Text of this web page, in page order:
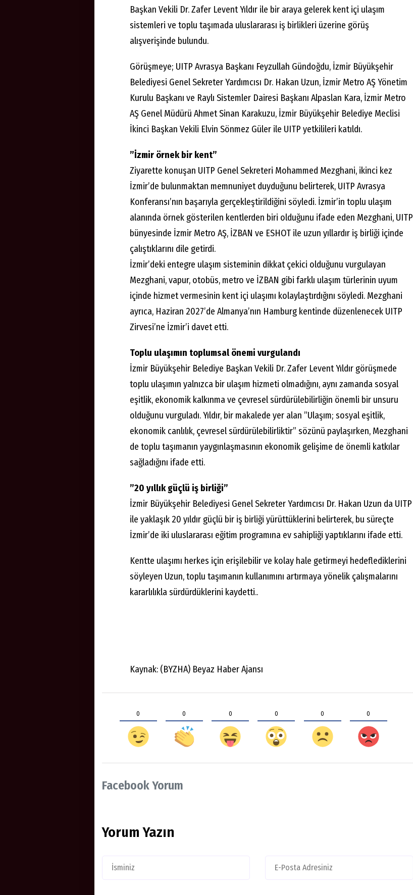
Başkan Vekili Dr. Zafer Levent Yıldır ile bir araya gelerek kent içi ulaşım
sistemleri ve toplu taşımada uluslararası iş birlikleri üzerine görüş
alışverişinde bulundu.
Görüşmeye; UITP Avrasya Başkanı Feyzullah Gündoğdu, İzmir Büyükşehir
Belediyesi Genel Sekreter Yardımcısı Dr. Hakan Uzun, İzmir Metro AŞ Yönetim
Kurulu Başkanı ve Raylı Sistemler Dairesi Başkanı Alpaslan Kara, İzmir Metro
AŞ Genel Müdürü Ahmet Sinan Karakuzu, İzmir Büyükşehir Belediye Meclisi
İkinci Başkan Vekili Elvin Sönmez Güler ile UITP yetkilileri katıldı.
”İzmir örnek bir kent”
Ziyarette konuşan UITP Genel Sekreteri Mohammed Mezghani, ikinci kez
İzmir’de bulunmaktan memnuniyet duyduğunu belirterek, UITP Avrasya
Konferansı’nın başarıyla gerçekleştirildiğini söyledi. İzmir’in toplu ulaşım
alanında örnek gösterilen kentlerden biri olduğunu ifade eden Mezghani, UITP
bünyesinde İzmir Metro AŞ, İZBAN ve ESHOT ile uzun yıllardır iş birliği içinde
çalıştıklarını dile getirdi.
İzmir’deki entegre ulaşım sisteminin dikkat çekici olduğunu vurgulayan
Mezghani, vapur, otobüs, metro ve İZBAN gibi farklı ulaşım türlerinin uyum
içinde hizmet vermesinin kent içi ulaşımı kolaylaştırdığını söyledi. Mezghani
ayrıca, Haziran 2027’de Almanya’nın Hamburg kentinde düzenlenecek UITP
Zirvesi’ne İzmir’i davet etti.
Toplu ulaşımın toplumsal önemi vurgulandı
İzmir Büyükşehir Belediye Başkan Vekili Dr. Zafer Levent Yıldır görüşmede
toplu ulaşımın yalnızca bir ulaşım hizmeti olmadığını, aynı zamanda sosyal
eşitlik, ekonomik kalkınma ve çevresel sürdürülebilirliğin önemli bir unsuru
olduğunu vurguladı. Yıldır, bir makalede yer alan ”Ulaşım; sosyal eşitlik,
ekonomik canlılık, çevresel sürdürülebilirliktir” sözünü paylaşırken, Mezghani
de toplu taşımanın yaygınlaşmasının ekonomik gelişime de önemli katkılar
sağladığını ifade etti.
”20 yıllık güçlü iş birliği”
İzmir Büyükşehir Belediyesi Genel Sekreter Yardımcısı Dr. Hakan Uzun da UITP
ile yaklaşık 20 yıldır güçlü bir iş birliği yürüttüklerini belirterek, bu süreçte
İzmir’de iki uluslararası eğitim programına ev sahipliği yaptıklarını ifade etti.
Kentte ulaşımı herkes için erişilebilir ve kolay hale getirmeyi hedeflediklerini
söyleyen Uzun, toplu taşımanın kullanımını artırmaya yönelik çalışmalarını
kararlılıkla sürdürdüklerini kaydetti..
Kaynak: (BYZHA) Beyaz Haber Ajansı
0 0 0 0 0 0
Facebook Yorum
Yorum Yazın